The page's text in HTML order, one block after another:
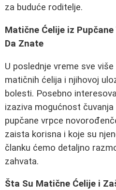
za buduće roditelje.
Matične Ćelije iz
Da Znate
U poslednje vreme sve
matičnih ćelija i njihovoj
bolesti. Posebno
izaziva mogućnost
pupčane vrpce
zaista korisna i koje su
članku ćemo detaljno
zahvata.
Šta Su Matične Ćelije i